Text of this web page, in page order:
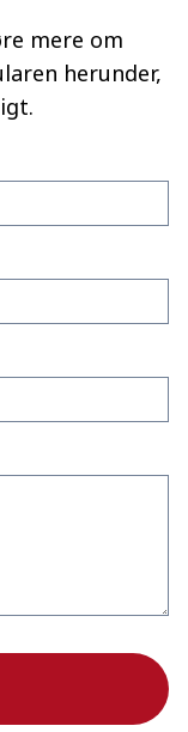
mere om
herunder,